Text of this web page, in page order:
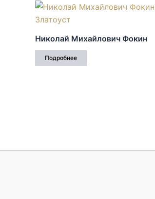
Николай Михайлович Фокин
Подробнее